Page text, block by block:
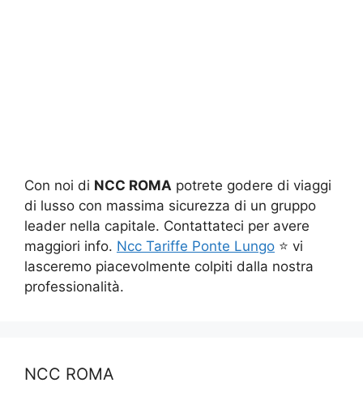
Con noi di NCC ROMA potrete godere di viaggi
di lusso con massima sicurezza di un gruppo
leader nella capitale. Contattateci per avere
maggiori info. Ncc Tariffe Ponte Lungo ⭐ vi
lasceremo piacevolmente colpiti dalla nostra
professionalità.
NCC ROMA